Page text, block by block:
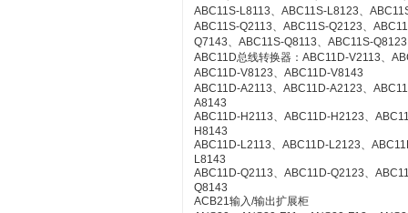
ABC11S-L8113、ABC11S-L8123、
ABC11S-Q2113、ABC11S-Q2123、
Q7143、ABC11S-Q8113、ABC11S-
ABC11D总线转换器：ABC11D-V2113、
ABC11D-V8123、ABC11D-V8143
ABC11D-A2113、ABC11D-A2123、
A8143
ABC11D-H2113、ABC11D-H2123、
H8143
ABC11D-L2113、ABC11D-L2123、
L8143
ABC11D-Q2113、ABC11D-Q2123、
Q8143
ACB21输入/输出扩展柜